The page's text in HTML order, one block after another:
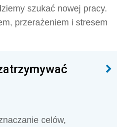
szukać nowej pracy.
przerażeniem i stresem
celów,